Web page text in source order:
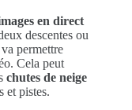
en direct
descentes ou
va permettre
Cela peut
chutes de neige
et pistes.